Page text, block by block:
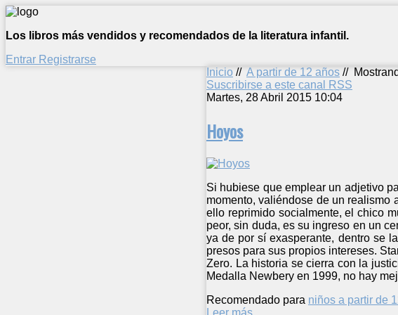
Los libros más vendidos y recomendados de la literatura infantil.
Entrar Registrarse
Inicio // A partir de 12 años //
Suscribirse a este canal RSS
Martes, 28 Abril 2015 10:04
Hoyos
Si hubiese que emplear un adjetivo
momento, valiéndose de un realismo
ello reprimido socialmente, el chico
peor, sin duda, es su ingreso en un
ya de por sí exasperante, dentro se
presos para sus propios intereses.
Zero. La historia se cierra con la
Medalla Newbery en 1999, no hay
Recomendado para niños a partir de
Leer más ...